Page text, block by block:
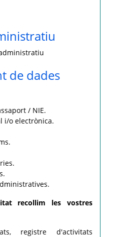
de dades
/ NIE.
i/o electrònica.
recollim les vostres
registre d'activitats